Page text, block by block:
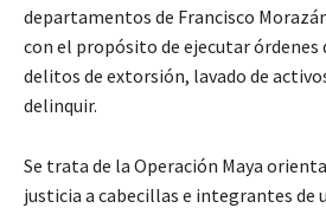
departamentos de Francisco
con el propósito de ejecutar órdenes
delitos de extorsión, lavado de
delinquir.
Se trata de la Operación Maya
justicia a cabecillas e integrantes de